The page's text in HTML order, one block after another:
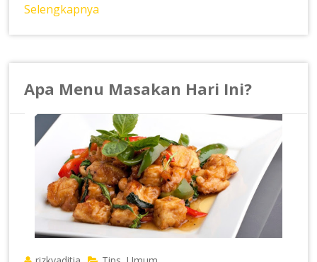
Selengkapnya
Apa Menu Masakan Hari Ini?